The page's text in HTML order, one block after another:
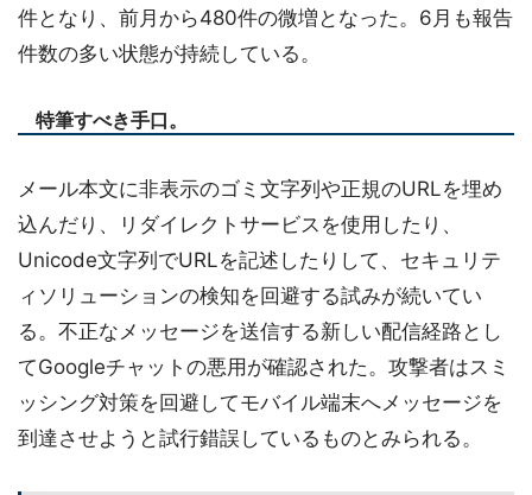
件となり、前月から480件の微増となった。6月も報告
件数の多い状態が持続している。
特筆すべき手口。
メール本文に非表示のゴミ文字列や正規のURLを埋め
込んだり、リダイレクトサービスを使用したり、
Unicode文字列でURLを記述したりして、セキュリテ
ィソリューションの検知を回避する試みが続いてい
る。不正なメッセージを送信する新しい配信経路とし
てGoogleチャットの悪用が確認された。攻撃者はスミ
ッシング対策を回避してモバイル端末へメッセージを
到達させようと試行錯誤しているものとみられる。